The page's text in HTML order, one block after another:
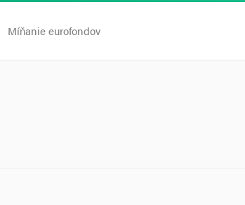
Míňanie eurofondov